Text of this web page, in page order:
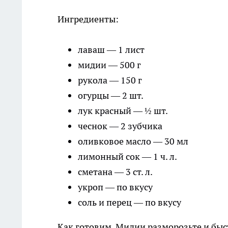
Ингредиенты:
лаваш — 1 лист
мидии — 500 г
рукола — 150 г
огурцы — 2 шт.
лук красный — ½ шт.
чеснок — 2 зубчика
оливковое масло — 30 мл
лимонный сок — 1 ч. л.
сметана — 3 ст. л.
укроп — по вкусу
соль и перец — по вкусу